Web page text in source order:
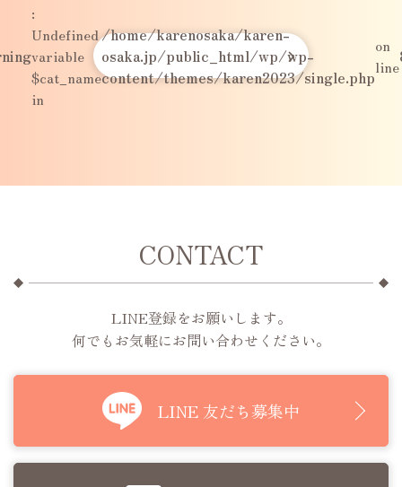
:
Undefined
variable
$cat_name
in
/home/karenosaka/karen-
osaka.jp/public_html/wp/wp-
content/themes/karen2023/single.php
on
line
CONTACT
LINE登録をお願いします。
何でもお気軽にお問い合わせください。
LINE 友だち募集中